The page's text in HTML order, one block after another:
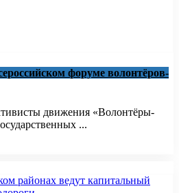
форуме волонтёров-
движения «Волонтёры-
...